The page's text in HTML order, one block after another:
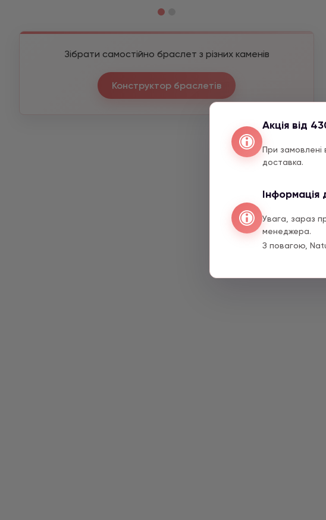
Акція від
При замовлені
доставка.
Інформація
Увага, зараз
менеджера.
З повагою,
Зібрати самостійно браслет з різних каменів
Конструктор браслетів